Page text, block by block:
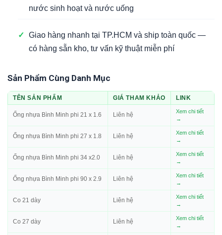
nước sinh hoạt và nước uống
✓ Giao hàng nhanh tại TP.HCM và ship toàn quốc —
có hàng sẵn kho, tư vấn kỹ thuật miễn phí
Sản Phẩm Cùng Danh Mục
TÊN SẢN PHẨM GIÁ THAM KHẢO LINK
Ống nhựa Bình Minh phi 21 x 1.6 Liên hệ
Xem chi tiết
→
Ống nhựa Bình Minh phi 27 x 1.8 Liên hệ
Xem chi tiết
→
Ống nhựa Bình Minh phi 34 x2.0 Liên hệ
Xem chi tiết
→
Ống nhựa Bình Minh phi 90 x 2.9 Liên hệ
Xem chi tiết
→
Co 21 dày Liên hệ
Xem chi tiết
→
Co 27 dày Liên hệ
Xem chi tiết
→